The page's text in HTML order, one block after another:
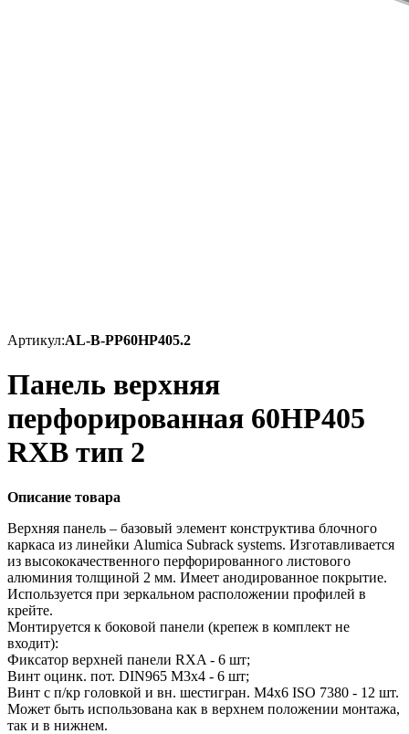
Артикул:AL-B-PP60HP405.2
Панель верхняя
перфорированная 60HP405
RXB тип 2
Описание товара
Верхняя панель – базовый элемент конструктива блочного
каркаса из линейки Alumica Subrack systems. Изготавливается
из высококачественного перфорированного листового
алюминия толщиной 2 мм. Имеет анодированное покрытие.
Используется при зеркальном расположении профилей в
крейте.
Монтируется к боковой панели (крепеж в комплект не
входит):
Фиксатор верхней панели RXA - 6 шт;
Винт оцинк. пот. DIN965 М3х4 - 6 шт;
Винт с п/кр головкой и вн. шестигран. М4x6 ISO 7380 - 12 шт.
Может быть использована как в верхнем положении монтажа,
так и в нижнем.